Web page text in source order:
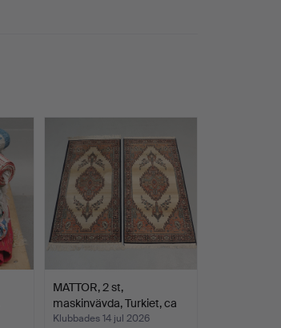
MATTOR, 2 st,
maskinvävda, Turkiet, ca
100…
Klubbades 14 jul 2026